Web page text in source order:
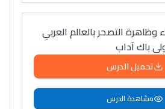
التصحر بالعالم العربي
باك آداب
تحميل الدرس
مشاهدة الدرس